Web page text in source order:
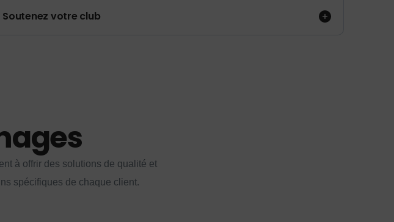
Soutenez votre club
à offrir des solutions de qualité et
spécifiques de chaque client.